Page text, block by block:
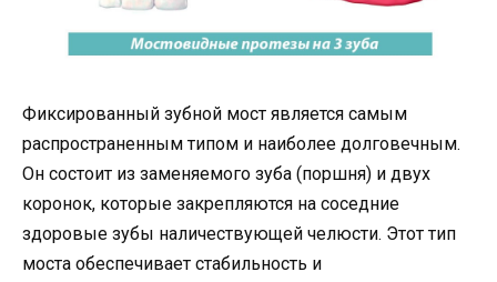
Фиксированный зубной мост является самым
распространенным типом и наиболее долговечным.
Он состоит из заменяемого зуба (поршня) и двух
коронок, которые закрепляются на соседние
здоровые зубы наличествующей челюсти. Этот тип
моста обеспечивает стабильность и